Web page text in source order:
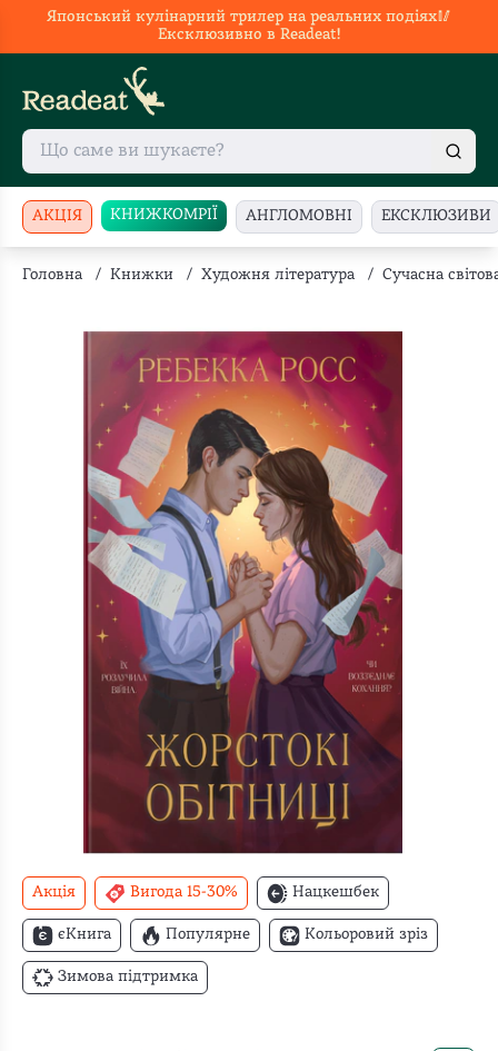
Японський кулінарний трилер на реальних подіях🥢
Ексклюзивно в Readeat!
АКЦІЯ КНИЖКОМРІЇ АНГЛОМОВНІ ЕКСКЛЮЗИВИ
Головна / Книжки / Художня література / Сучасна
Акція Вигода 15-30% Нацкешбек
єКнига Популярне Кольоровий зріз
Зимова підтримка